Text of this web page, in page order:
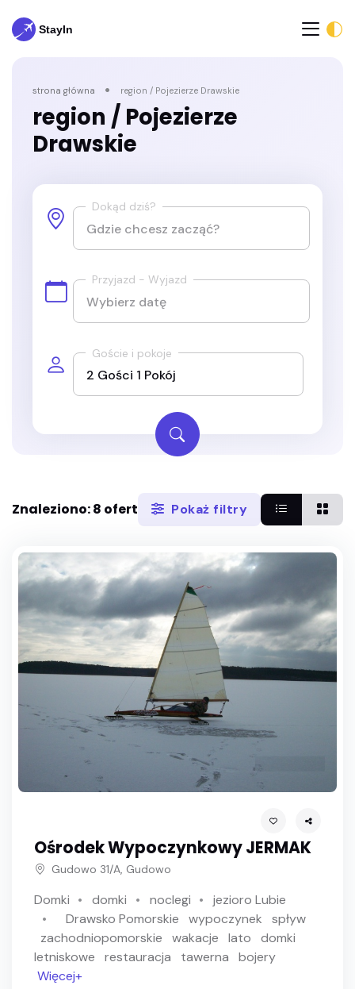
strona główna region / Pojezierze Drawskie
region / Pojezierze
Drawskie
Dokąd dziś?
Przyjazd - Wyjazd
Goście i pokoje
Znaleziono: 8 ofert Pokaż filtry
Ośrodek Wypoczynkowy JERMAK
Gudowo 31/A, Gudowo
Domki domki noclegi
jezioro Lubie
Drawsko Pomorskie
wypoczynek
spływ
zachodniopomorskie
wakacje lato
domki
letniskowe
restauracja tawerna
bojery
Więcej+